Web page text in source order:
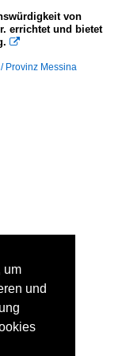
von
errichtet und bietet

Provinz Messina
um
und